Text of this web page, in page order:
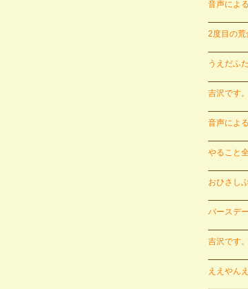
音声によ
2度目の荒
うえだふ
吉沢です。
音声によ
やること
おひさし
バースデ
吉沢です。
ええやん